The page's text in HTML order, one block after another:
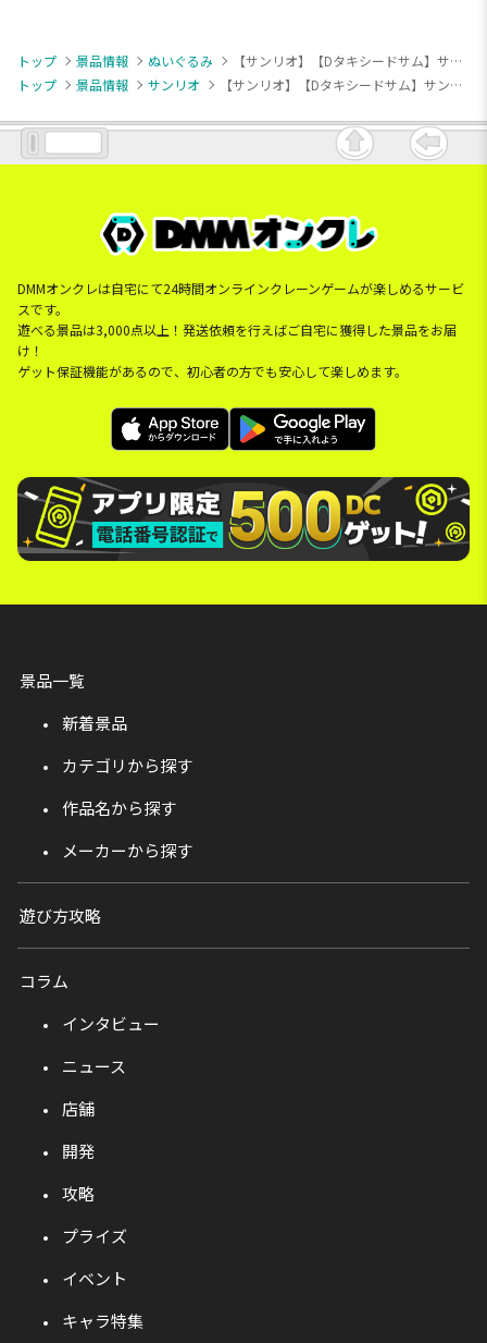
トップ 景品情報 ぬいぐるみ
【サンリオ】【Dタキシードサム】サンリオキャラクターズ キャラクター大賞2026ぬいぐるみ付ポーチvol.4
トップ
景品情報 サンリオ 【サンリオ】【Dタキシードサム】サンリオキャラクターズ キャラクター大賞2026ぬいぐるみ付ポーチvol.4
DMMオンクレは自宅にて24時間オンラインクレーンゲームが楽しめるサービ
スです。
遊べる景品は3,000点以上！発送依頼を行えばご自宅に獲得した景品をお届
け！
ゲット保証機能があるので、初心者の方でも安心して楽しめます。
景品一覧
新着景品
カテゴリから探す
作品名から探す
メーカーから探す
遊び方攻略
コラム
インタビュー
ニュース
店舗
開発
攻略
プライズ
イベント
キャラ特集